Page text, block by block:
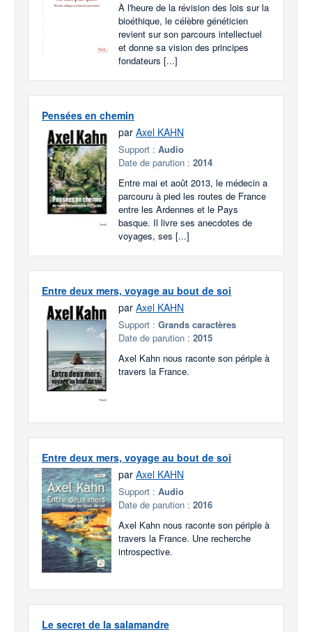
À l'heure de la révision des lois sur la
bioéthique, le célèbre généticien
revient sur son parcours intellectuel
et donne sa vision des principes
fondateurs [...]
Pensées en chemin
par Axel KAHN
Support : Audio
Date de parution : 2014
Entre mai et août 2013, le médecin a
parcouru à pied les routes de France
entre les Ardennes et le Pays
basque. Il livre ses anecdotes de
voyages, ses [...]
Entre deux mers, voyage au bout de soi
par Axel KAHN
Support : Grands caractères
Date de parution : 2015
Axel Kahn nous raconte son périple à
travers la France.
Entre deux mers, voyage au bout de soi
par Axel KAHN
Support : Audio
Date de parution : 2016
Axel Kahn nous raconte son périple à
travers la France. Une recherche
introspective.
Le secret de la salamandre